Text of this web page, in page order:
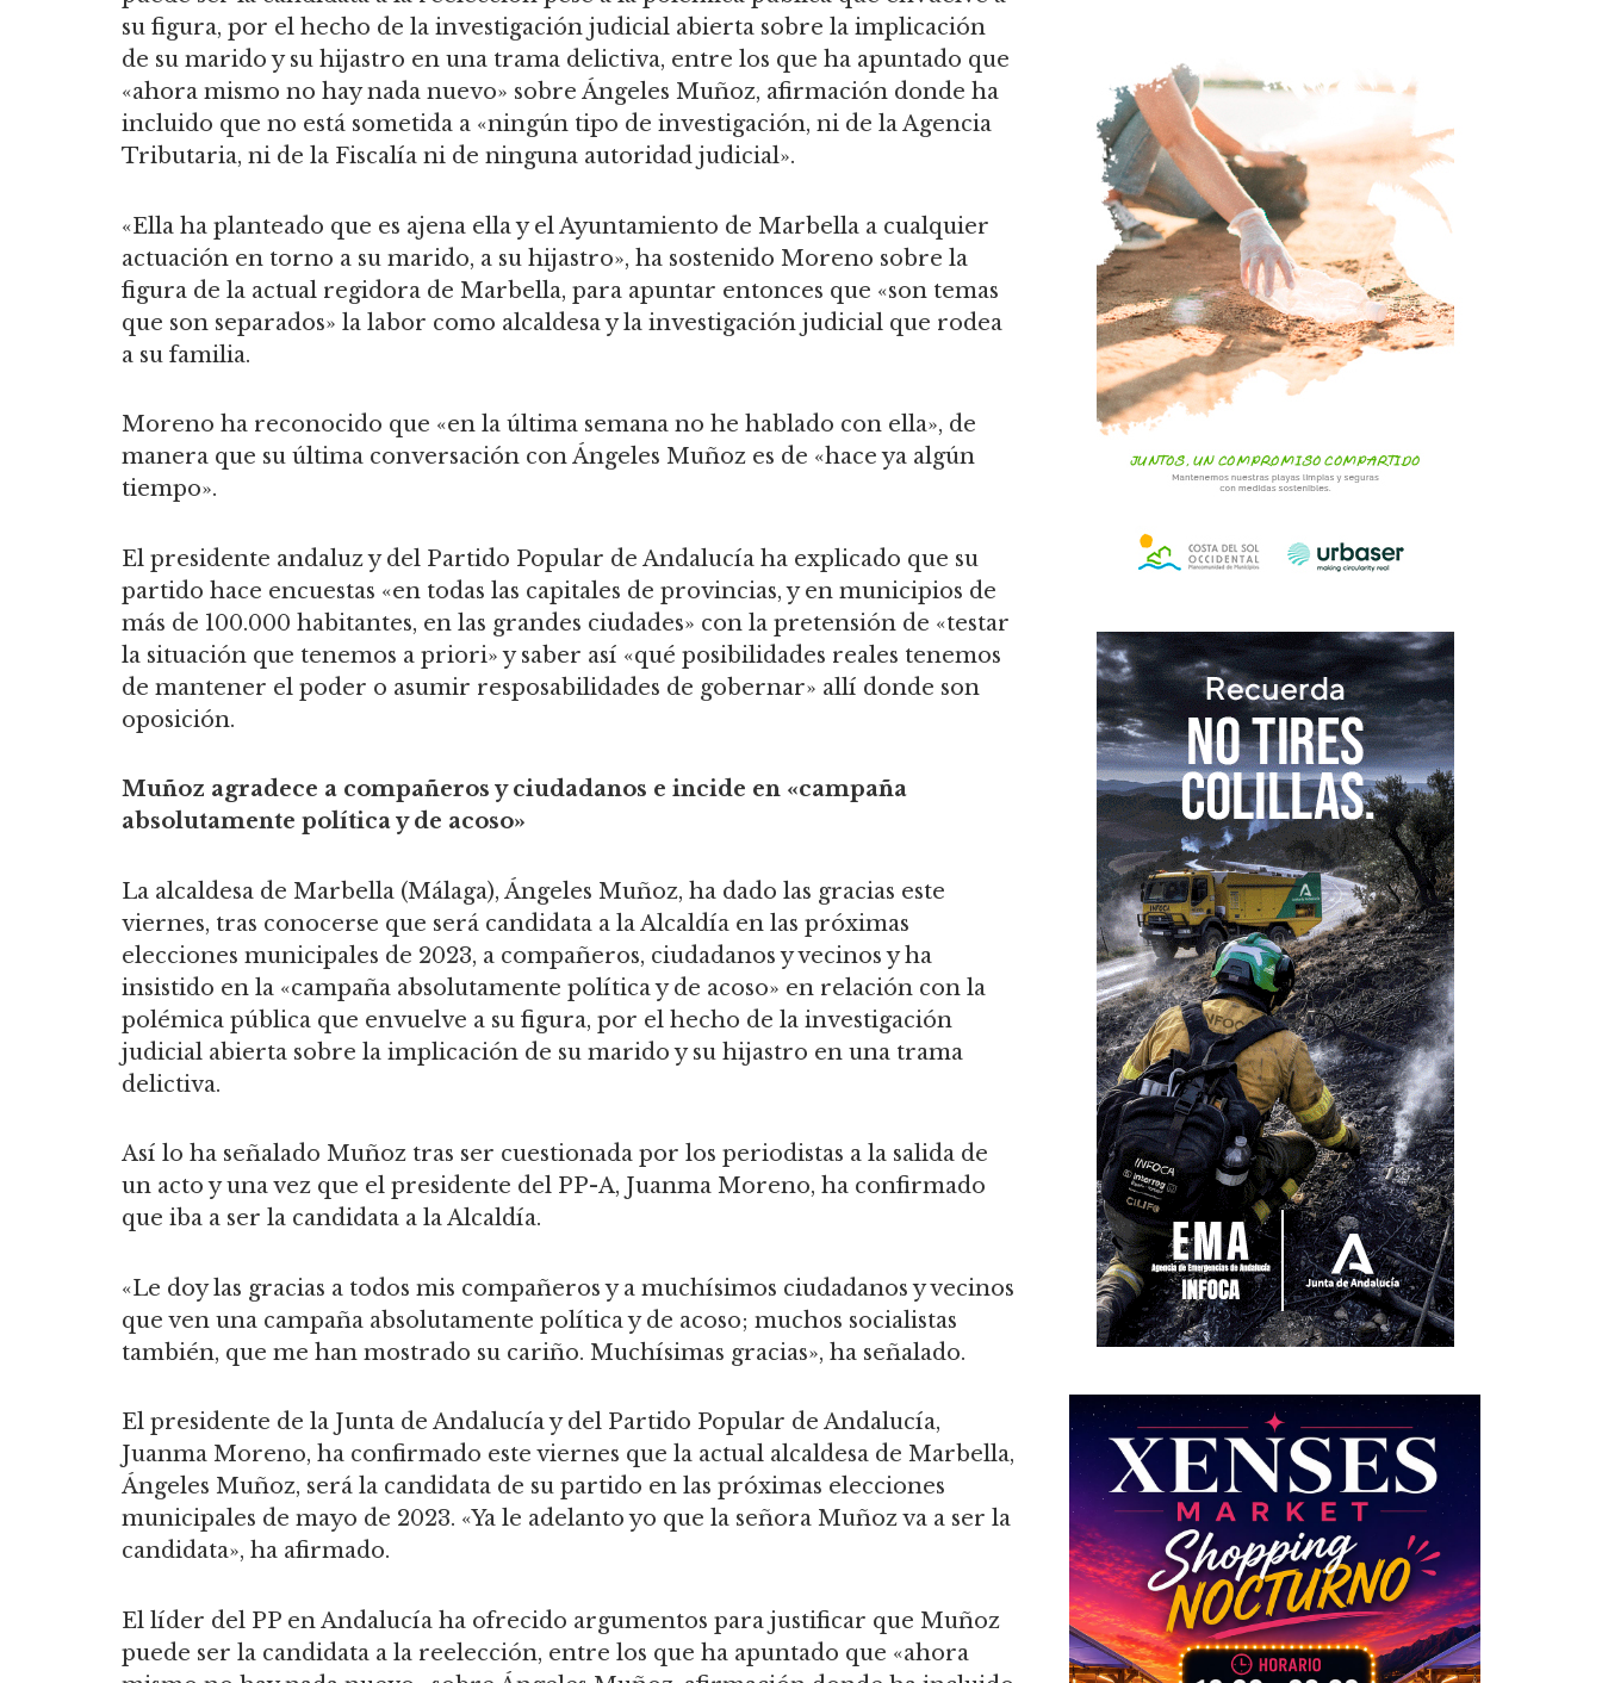
su figura, por el hecho de la investigación judicial abierta sobre la implicación
de su marido y su hijastro en una trama delictiva, entre los que ha apuntado que
«ahora mismo no hay nada nuevo» sobre Ángeles Muñoz, afirmación donde ha
incluido que no está sometida a «ningún tipo de investigación, ni de la Agencia
Tributaria, ni de la Fiscalía ni de ninguna autoridad judicial».
«Ella ha planteado que es ajena ella y el Ayuntamiento de Marbella a cualquier
actuación en torno a su marido, a su hijastro», ha sostenido Moreno sobre la
figura de la actual regidora de Marbella, para apuntar entonces que «son temas
que son separados» la labor como alcaldesa y la investigación judicial que rodea
a su familia.
Moreno ha reconocido que «en la última semana no he hablado con ella», de
manera que su última conversación con Ángeles Muñoz es de «hace ya algún
tiempo».
El presidente andaluz y del Partido Popular de Andalucía ha explicado que su
partido hace encuestas «en todas las capitales de provincias, y en municipios de
más de 100.000 habitantes, en las grandes ciudades» con la pretensión de «testar
la situación que tenemos a priori» y saber así «qué posibilidades reales tenemos
de mantener el poder o asumir resposabilidades de gobernar» allí donde son
oposición.
Muñoz agradece a compañeros y ciudadanos e incide en «campaña
absolutamente política y de acoso»
La alcaldesa de Marbella (Málaga), Ángeles Muñoz, ha dado las gracias este
viernes, tras conocerse que será candidata a la Alcaldía en las próximas
elecciones municipales de 2023, a compañeros, ciudadanos y vecinos y ha
insistido en la «campaña absolutamente política y de acoso» en relación con la
polémica pública que envuelve a su figura, por el hecho de la investigación
judicial abierta sobre la implicación de su marido y su hijastro en una trama
delictiva.
Así lo ha señalado Muñoz tras ser cuestionada por los periodistas a la salida de
un acto y una vez que el presidente del PP-A, Juanma Moreno, ha confirmado
que iba a ser la candidata a la Alcaldía.
«Le doy las gracias a todos mis compañeros y a muchísimos ciudadanos y vecinos
que ven una campaña absolutamente política y de acoso; muchos socialistas
también, que me han mostrado su cariño. Muchísimas gracias», ha señalado.
El presidente de la Junta de Andalucía y del Partido Popular de Andalucía,
Juanma Moreno, ha confirmado este viernes que la actual alcaldesa de Marbella,
Ángeles Muñoz, será la candidata de su partido en las próximas elecciones
municipales de mayo de 2023. «Ya le adelanto yo que la señora Muñoz va a ser la
candidata», ha afirmado.
El líder del PP en Andalucía ha ofrecido argumentos para justificar que Muñoz
puede ser la candidata a la reelección, entre los que ha apuntado que «ahora